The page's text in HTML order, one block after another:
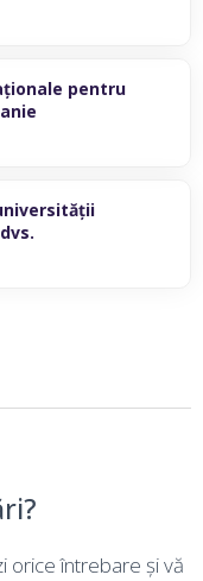
pentru
orice întrebare și vă